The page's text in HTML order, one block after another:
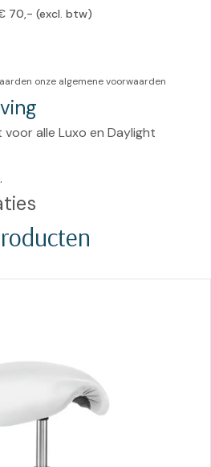
70,- (excl. btw)
onze algemene voorwaarden
alle Luxo en Daylight